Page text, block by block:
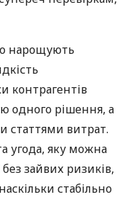
нарощують
контрагентів
одного рішення, а
статтями витрат.
угода, яку можна
зайвих ризиків,
стабільно